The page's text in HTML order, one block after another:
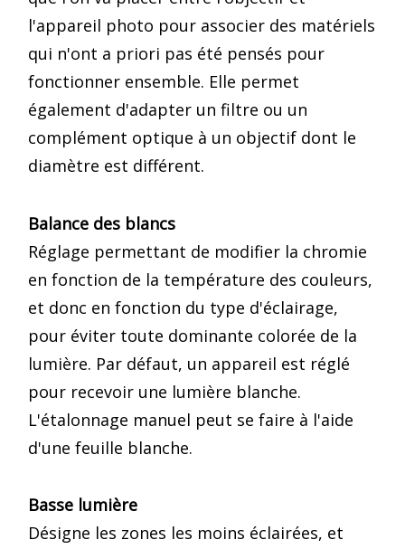
l'appareil photo pour associer des matériels
qui n'ont a priori pas été pensés pour
fonctionner ensemble. Elle permet
également d'adapter un filtre ou un
complément optique à un objectif dont le
diamètre est différent.
Balance des blancs
Réglage permettant de modifier la chromie
en fonction de la température des couleurs,
et donc en fonction du type d'éclairage,
pour éviter toute dominante colorée de la
lumière. Par défaut, un appareil est réglé
pour recevoir une lumière blanche.
L'étalonnage manuel peut se faire à l'aide
d'une feuille blanche.
Basse lumière
Désigne les zones les moins éclairées, et